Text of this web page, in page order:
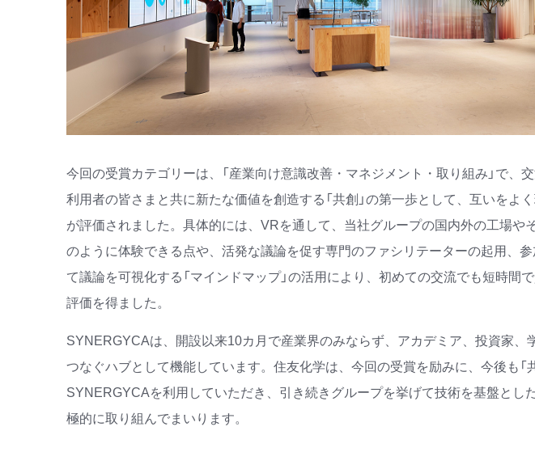
今回の受賞カテゴリーは、「産業向け意識改善・マネジメント・取り組み」で、
利用者の皆さまと共に新たな価値を創造する「共創」の第一歩として、互いをよ
が評価されました。具体的には、VRを通して、当社グループの国内外の工場や
のように体験できる点や、活発な議論を促す専門のファシリテーターの起用、
て議論を可視化する「マインドマップ」の活用により、初めての交流でも短時間
評価を得ました。
SYNERGYCAは、開設以来10カ月で産業界のみならず、アカデミア、投資家、
つなぐハブとして機能しています。住友化学は、今回の受賞を励みに、今後も「
SYNERGYCAを利用していただき、引き続きグループを挙げて技術を基盤とし
極的に取り組んでまいります。